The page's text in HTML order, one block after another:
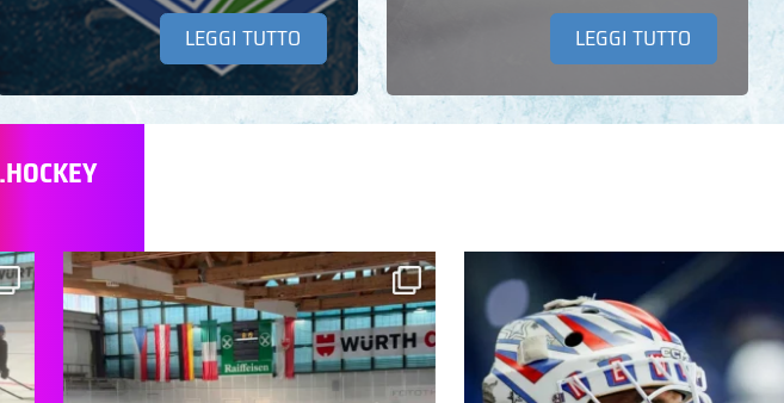
LEGGI TUTTO LEGGI TUTTO